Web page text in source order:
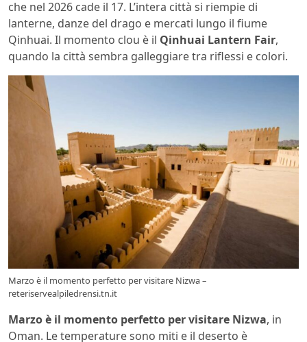
che nel 2026 cade il 17. L’intera città si riempie di
lanterne, danze del drago e mercati lungo il fiume
Qinhuai. Il momento clou è il Qinhuai Lantern Fair,
quando la città sembra galleggiare tra riflessi e colori.
Marzo è il momento perfetto per visitare Nizwa –
reteriservealpiledrensi.tn.it
Marzo è il momento perfetto per visitare Nizwa, in
Oman. Le temperature sono miti e il deserto è